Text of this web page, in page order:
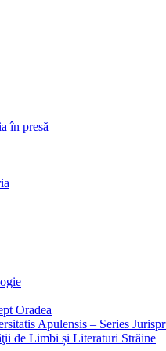
în presă
Oradea
Apulensis – Series
de Limbi și Literaturi Străine